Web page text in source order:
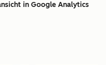
in Google Analytics